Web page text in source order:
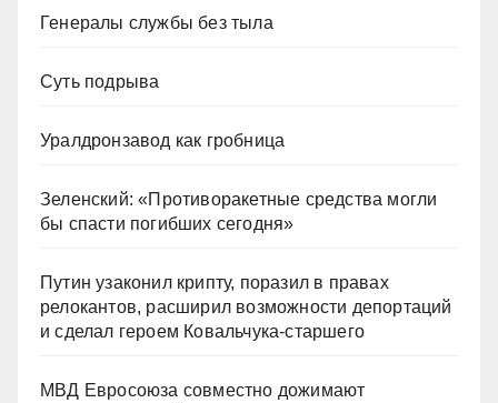
Генералы службы без тыла
Суть подрыва
Уралдронзавод как гробница
Зеленский: «Противоракетные средства могли
бы спасти погибших сегодня»
Путин узаконил крипту, поразил в правах
релокантов, расширил возможности депортаций
и сделал героем Ковальчука-старшего
МВД Евросоюза совместно дожимают